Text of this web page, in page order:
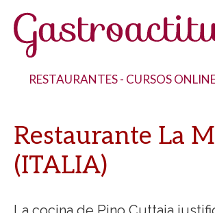
RESTAURANTES- CURSOS
Restaurante La
(ITALIA)